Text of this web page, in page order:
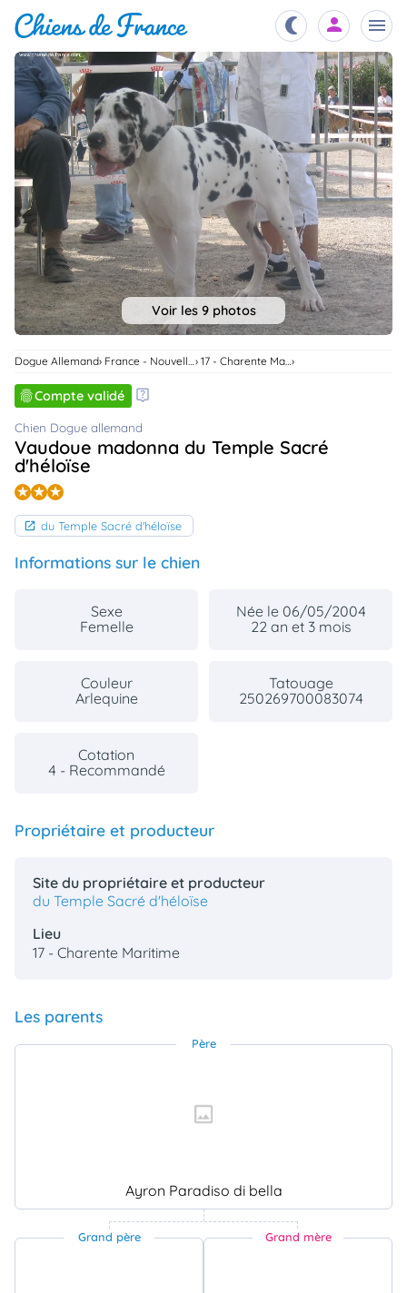
Chiots
Éleveurs
et
Étalons
Chiens
Services
..
Assurances
Connexion
Voir les 9 photos
Dogue Allemand
Compte validé
Chien Dogue allemand
Vaudoue madonna du Temple Sacré
d'héloïse
du Temple Sacré d'héloïse
Informations sur le chien
Sexe
Femelle
Née le 06/05/2004
22 an et 3 mois
Couleur
Arlequine
Tatouage
250269700083074
Cotation
4 - Recommandé
Propriétaire et producteur
Site du propriétaire et producteur
du Temple Sacré d'héloïse
Lieu
17 - Charente Maritime
Les parents
Père
Ayron Paradiso di bella
Grand père Grand mère